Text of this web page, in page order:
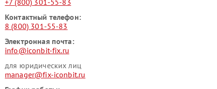
+7 (800) 301-55-83
Контактный телефон:
8 (800) 301-55-83
Электронная почта:
info@iconbit-fix.ru
для юридических лиц
manager@fix-iconbit.ru